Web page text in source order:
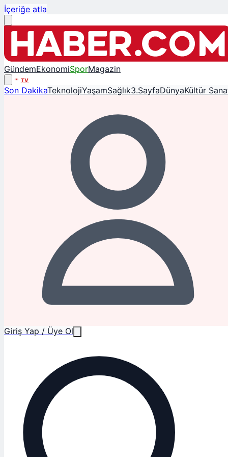
İçeriğe atla
GündemEkonomiSporMagazin
TV
Son DakikaTeknolojiYaşamSağlık3.SayfaDünyaKültür
Giriş Yap / Üye Ol